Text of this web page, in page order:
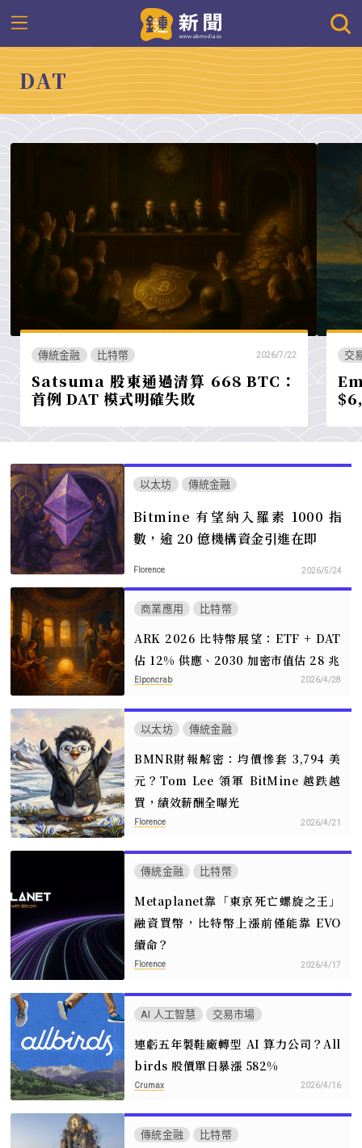
DAT
傳統金融 比特幣 2026/7/22
Satsuma 股東通過清算 668 BTC：
首例 DAT 模式明確失敗
交
以太坊 傳統金融
Bitmine 有望納入羅素 1000 指
數，逾 20 億機構資金引進在即
Florence 2026/5/24
商業應用 比特幣
ARK 2026 比特幣展望：ETF + DAT
佔 12% 供應、2030 加密市值估 28 兆
Elponcrab 2026/4/28
以太坊 傳統金融
BMNR財報解密：均價慘套 3,794 美
元？Tom Lee 領軍 BitMine 越跌越
買，績效薪酬全曝光
Florence 2026/4/21
傳統金融 比特幣
Metaplanet靠「東京死亡螺旋之王」
融資買幣，比特幣上漲前僅能靠 EVO
續命？
Florence 2026/4/17
AI 人工智慧 交易市場
連虧五年製鞋廠轉型 AI 算力公司？All
birds 股價單日暴漲 582%
Crumax 2026/4/16
傳統金融 比特幣